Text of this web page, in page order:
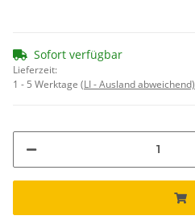
Sofort verfügbar
Lieferzeit:
1 - 5 Werktage (LI - Ausland abweichend)